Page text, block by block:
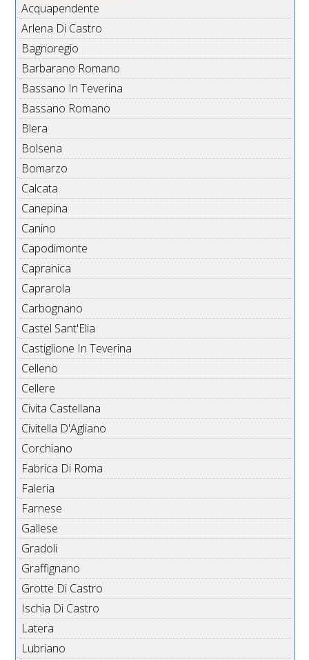
Acquapendente
Arlena Di Castro
Bagnoregio
Barbarano Romano
Bassano In Teverina
Bassano Romano
Blera
Bolsena
Bomarzo
Calcata
Canepina
Canino
Capodimonte
Capranica
Caprarola
Carbognano
Castel Sant'Elia
Castiglione In Teverina
Celleno
Cellere
Civita Castellana
Civitella D'Agliano
Corchiano
Fabrica Di Roma
Faleria
Farnese
Gallese
Gradoli
Graffignano
Grotte Di Castro
Ischia Di Castro
Latera
Lubriano